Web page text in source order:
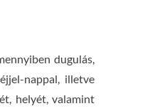
dugulás,
nappal, illetve
helyét, valamint